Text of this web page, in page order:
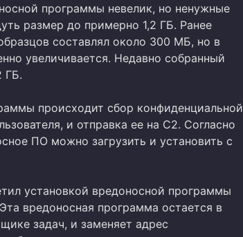
программы невелик, но ненужные
размер до примерно 1,2 ГБ. Ранее
составлял около 300 МБ, но в
увеличивается. Недавно собранный
ГБ.
происходит сбор конфиденциальной
и отправка ее на C2. Согласно
ПО можно загрузить и установить с
установкой вредоносной программы
вредоносная программа остается в
задач, и заменяет адрес